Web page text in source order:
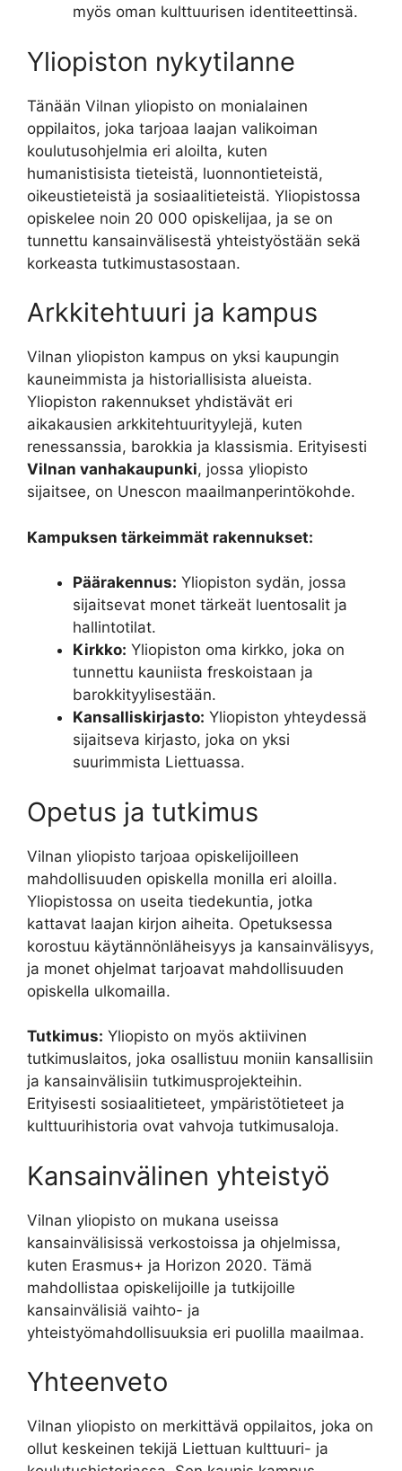
myös oman kulttuurisen identiteettinsä.
Yliopiston nykytilanne
Tänään Vilnan yliopisto on monialainen
oppilaitos, joka tarjoaa laajan valikoiman
koulutusohjelmia eri aloilta, kuten
humanistisista tieteistä, luonnontieteistä,
oikeustieteistä ja sosiaalitieteistä. Yliopistossa
opiskelee noin 20 000 opiskelijaa, ja se on
tunnettu kansainvälisestä yhteistyöstään sekä
korkeasta tutkimustasostaan.
Arkkitehtuuri ja kampus
Vilnan yliopiston kampus on yksi kaupungin
kauneimmista ja historiallisista alueista.
Yliopiston rakennukset yhdistävät eri
aikakausien arkkitehtuurityylejä, kuten
renessanssia, barokkia ja klassismia. Erityisesti
Vilnan vanhakaupunki, jossa yliopisto
sijaitsee, on Unescon maailmanperintökohde.
Kampuksen tärkeimmät rakennukset:
Päärakennus: Yliopiston sydän, jossa
sijaitsevat monet tärkeät luentosalit ja
hallintotilat.
Kirkko: Yliopiston oma kirkko, joka on
tunnettu kauniista freskoistaan ja
barokkityylisestään.
Kansalliskirjasto: Yliopiston yhteydessä
sijaitseva kirjasto, joka on yksi
suurimmista Liettuassa.
Opetus ja tutkimus
Vilnan yliopisto tarjoaa opiskelijoilleen
mahdollisuuden opiskella monilla eri aloilla.
Yliopistossa on useita tiedekuntia, jotka
kattavat laajan kirjon aiheita. Opetuksessa
korostuu käytännönläheisyys ja kansainvälisyys,
ja monet ohjelmat tarjoavat mahdollisuuden
opiskella ulkomailla.
Tutkimus: Yliopisto on myös aktiivinen
tutkimuslaitos, joka osallistuu moniin kansallisiin
ja kansainvälisiin tutkimusprojekteihin.
Erityisesti sosiaalitieteet, ympäristötieteet ja
kulttuurihistoria ovat vahvoja tutkimusaloja.
Kansainvälinen yhteistyö
Vilnan yliopisto on mukana useissa
kansainvälisissä verkostoissa ja ohjelmissa,
kuten Erasmus+ ja Horizon 2020. Tämä
mahdollistaa opiskelijoille ja tutkijoille
kansainvälisiä vaihto- ja
yhteistyömahdollisuuksia eri puolilla maailmaa.
Yhteenveto
Vilnan yliopisto on merkittävä oppilaitos, joka on
ollut keskeinen tekijä Liettuan kulttuuri- ja